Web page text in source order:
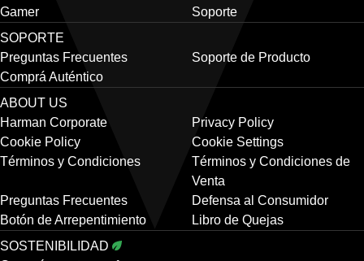
Gamer
Soporte
SOPORTE
Preguntas Frecuentes
Soporte de Producto
Comprá Auténtico
ABOUT US
Harman Corporate
Privacy Policy
Cookie Policy
Cookie Settings
Términos y Condiciones
Términos y Condiciones de
Venta
Preguntas Frecuentes
Defensa al Consumidor
Botón de Arrepentimiento
Libro de Quejas
SOSTENIBILIDAD